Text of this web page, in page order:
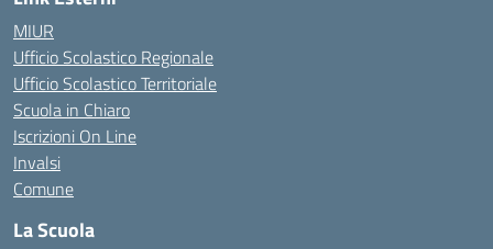
MIUR
Ufficio Scolastico Regionale
Ufficio Scolastico Territoriale
Scuola in Chiaro
Iscrizioni On Line
Invalsi
Comune
La Scuola